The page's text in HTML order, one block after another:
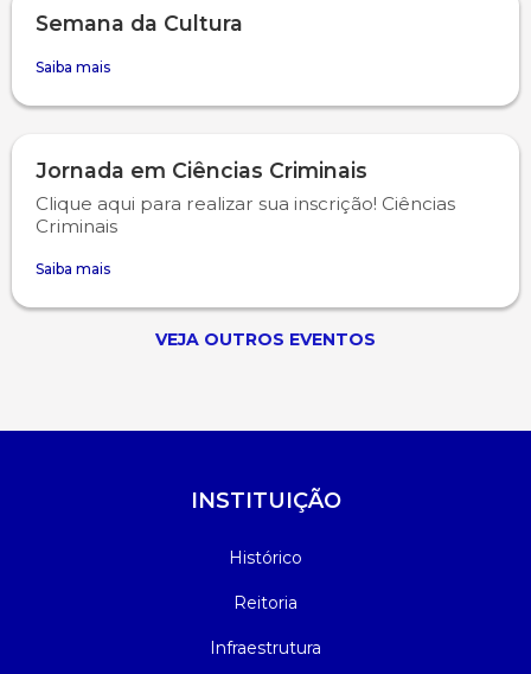
Semana da Cultura
Saiba mais
Jornada em Ciências Criminais
Clique aqui para realizar sua inscrição! Ciências
Criminais
Saiba mais
VEJA OUTROS EVENTOS
INSTITUIÇÃO
Histórico
Reitoria
Infraestrutura